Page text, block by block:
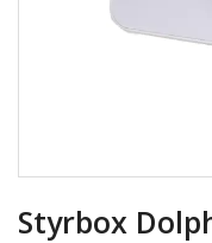
Styrbox